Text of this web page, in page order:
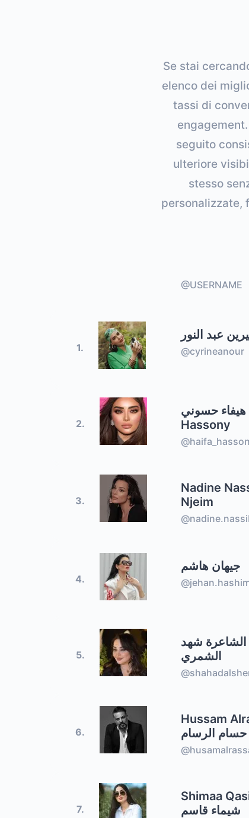
Se stai
elenco dei
tassi di
seguito
ulteriore
stesso
personalizzate,
@USERNAME
1.
عبد النور
@cyrineanour
2.
هيفاء حسوني Haifa
Hassony
3.
Nadine
Njeim
4.
جيهان هاشم
5.
الشاعرة شهد
الشمري
6.
Hussam
حسام الرسام
7.
Shimaa
شيماء قاسم